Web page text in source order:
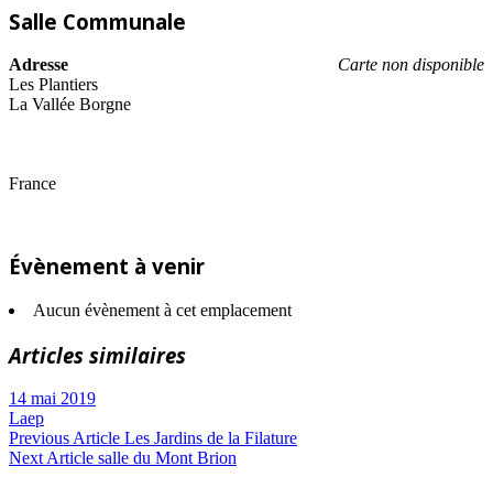
Salle Communale
Carte non disponible
Adresse
Les Plantiers
La Vallée Borgne
France
Évènement à venir
Aucun évènement à cet emplacement
Articles similaires
14 mai 2019
Laep
Navigation
Previous ArticlePrevious
Post:
Les Jardins de la Filature
Next ArticleNext
salle du Mont Brion